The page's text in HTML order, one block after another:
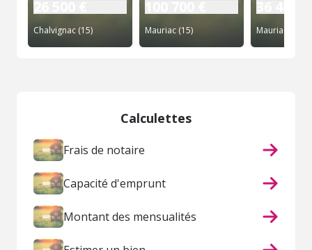
Chalvignac (15) Mauriac (15) Mauriac (15)
Calculettes
Frais de notaire
Capacité d'emprunt
Montant des mensualités